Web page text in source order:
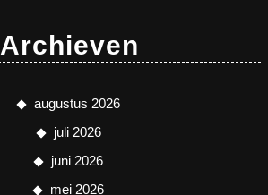
Archieven
augustus 2026
juli 2026
juni 2026
mei 2026